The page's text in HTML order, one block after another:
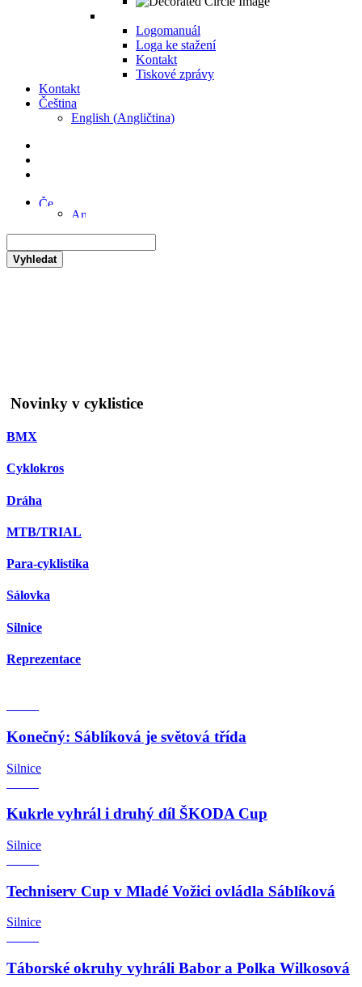
Logomanuál
Loga ke stažení
Kontakt
Tiskové zprávy
Kontakt
Čeština
English (Angličtina)
Vyhledat
Novinky v cyklistice
BMX
Cyklokros
Dráha
MTB/TRIAL
Para-cyklistika
Sálovka
Silnice
Reprezentace
Konečný: Sáblíková je světová třída
Silnice
Kukrle vyhrál i druhý díl ŠKODA Cup
Silnice
Techniserv Cup v Mladé Vožici ovládla Sáblíková
Silnice
Táborské okruhy vyhráli Babor a Polka Wilkosová